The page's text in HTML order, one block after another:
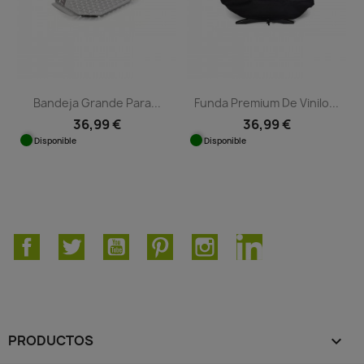
Bandeja Grande Para...
36,99 €
Disponible
Funda Premium De Vinilo...
36,99 €
Disponible
FacebookTwitter YouTube PinterestInstagramLinkedIn
PRODUCTOS 